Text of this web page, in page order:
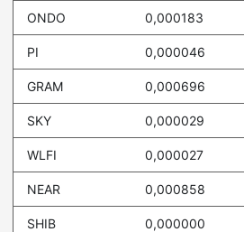
ONDO 0,000183
PI 0,000046
GRAM 0,000696
SKY 0,000029
WLFI 0,000027
NEAR 0,000858
SHIB 0,000000